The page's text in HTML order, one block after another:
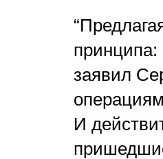
принципа:
заявил
И